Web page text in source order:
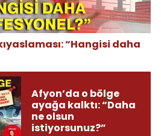
“Hangisi daha
Afyon’da o bölge
ayağa kalktı: “Daha
ne olsun
istiyorsunuz?”